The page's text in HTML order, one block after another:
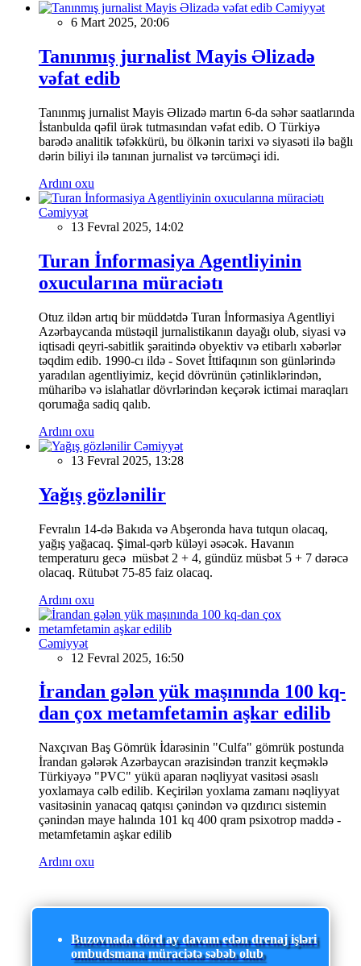
Cəmiyyət
6 Mart 2025, 20:06
Tanınmış jurnalist Mayis Əlizadə
vəfat edib
Tanınmış jurnalist Mayis Əlizadə martın 6-da səhər saatlarında
İstanbulda qəfil ürək tutmasından vəfat edib. O Türkiyə
barədə analitik təfəkkürü, bu ölkənin tarixi və siyasəti ilə bağlı
dərin biliyi ilə tanınan jurnalist və tərcüməçi idi.
Ardını oxu
Cəmiyyət
13 Fevral 2025, 14:02
Turan İnformasiya Agentliyinin
oxucularına müraciətı
Otuz ildən artıq bir müddətdə Turan İnformasiya Agentliyi
Azərbaycanda müstəqil jurnalistikanın dayağı olub, siyasi və
iqtisadi qeyri-sabitlik şəraitində obyektiv və etibarlı xəbərlər
təqdim edib. 1990-cı ildə - Sovet İttifaqının son günlərində
yaradılan agentliyimiz, keçid dövrünün çətinliklərindən,
müharibə və islahatlar dövrlərindən keçərək ictimai maraqları
qorumağa sadiq qalıb.
Ardını oxu
Cəmiyyət
13 Fevral 2025, 13:28
Yağış gözlənilir
Fevralın 14-də Bakıda və Abşeronda hava tutqun olacaq,
yağış yağacaq. Şimal-qərb küləyi əsəcək. Havanın
temperaturu gecə müsbət 2 + 4, gündüz müsbət 5 + 7 dərəcə
olacaq. Rütubət 75-85 faiz olacaq.
Ardını oxu
Cəmiyyət
12 Fevral 2025, 16:50
İrandan gələn yük maşınında 100 kq-
dan çox metamfetamin aşkar edilib
Naxçıvan Baş Gömrük İdarəsinin "Culfa" gömrük postunda
İrandan gələrək Azərbaycan ərazisindən tranzit keçməklə
Türkiyəyə "PVC" yükü aparan nəqliyyat vasitəsi əsaslı
yoxlamaya cəlb edilib. Keçirilən yoxlama zamanı nəqliyyat
vasitəsinin yanacaq qatqısı çənindən və qızdırıcı sistemin
çənindən maye halında 101 kq 400 qram psixotrop maddə -
metamfetamin aşkar edilib
Ardını oxu
Buzovnada dörd ay davam edən drenaj işləri
ombudsmana müraciətə səbəb olub